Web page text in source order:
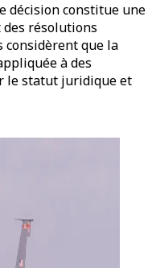
décision constitue une
résolutions
considèrent que la
à des
le statut juridique et